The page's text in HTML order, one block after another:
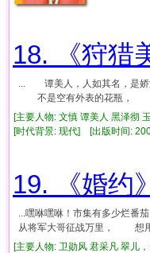
18. 《狩猎
... 谭美人，人如其名，是
不是空有外表的花瓶，
[主要人物: 文慎 谭美人 黑泽
[时代背景: 现代] [出版时间:
19. 《婚约》
...嘿咻嘿咻！市集有多少烂
从将军大哥征战万里， 想用
[主要人物: 卫勋风 君采凡 翠儿